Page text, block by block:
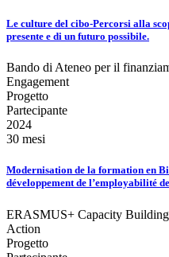
Le culture del cibo-Percorsi alla
presente e di un futuro possibile.
Bando di Ateneo per il
Engagement
Progetto
Partecipante
2024
30 mesi
Modernisation de la formation en
développement de l’employabilité
ERASMUS+ Capacity
Action
Progetto